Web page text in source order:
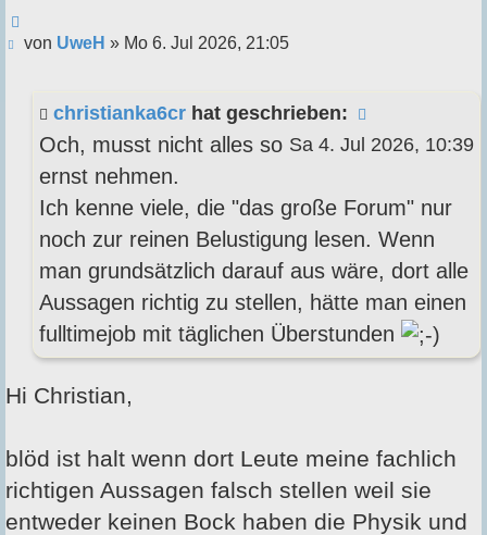
Beitrag
von UweH » Mo 6. Jul 2026, 21:05
christianka6cr hat geschrieben:
Sa 4. Jul 2026, 10:39
Och, musst nicht alles so
ernst nehmen.
Ich kenne viele, die "das große Forum" nur
noch zur reinen Belustigung lesen. Wenn
man grundsätzlich darauf aus wäre, dort alle
Aussagen richtig zu stellen, hätte man einen
fulltimejob mit täglichen Überstunden
Hi Christian,
blöd ist halt wenn dort Leute meine fachlich
richtigen Aussagen falsch stellen weil sie
entweder keinen Bock haben die Physik und